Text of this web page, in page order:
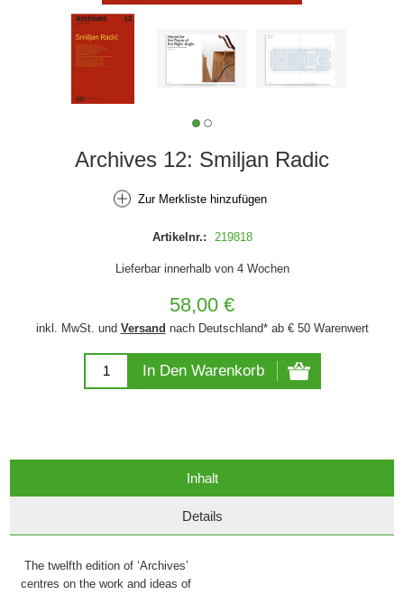
Archives 12: Smiljan Radic
Zur Merkliste hinzufügen
Artikelnr.: 219818
Lieferbar innerhalb von 4 Wochen
58,00 €
inkl. MwSt. und Versand nach Deutschland* ab € 50 Warenwert
In Den Warenkorb
Inhalt
Details
The twelfth edition of ‘Archives’
centres on the work and ideas of